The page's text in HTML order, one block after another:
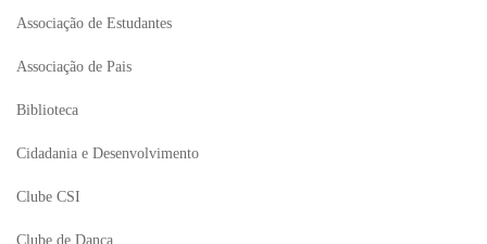
Associação de Estudantes
Associação de Pais
Biblioteca
Cidadania e Desenvolvimento
Clube CSI
Clube de Dança